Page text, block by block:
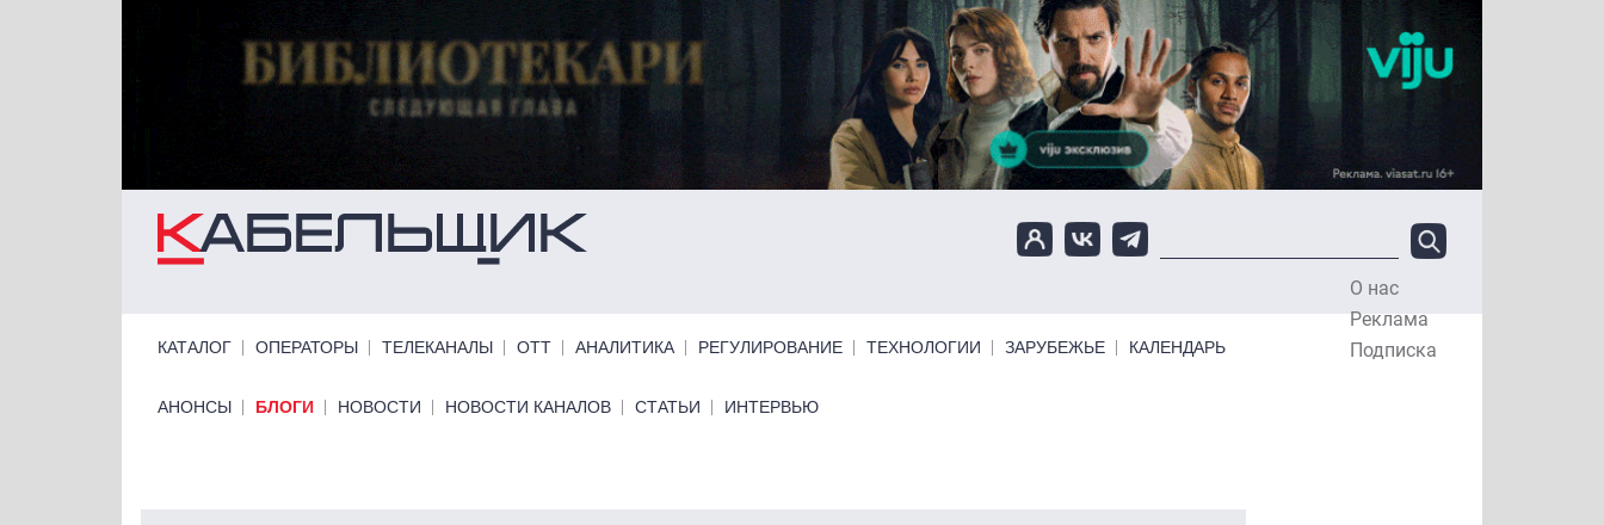
О нас
Реклама
Подписка
КАТАЛОГ ОПЕРАТОРЫ ТЕЛЕКАНАЛЫ ОТТ АНАЛИТИКА РЕГУЛИРОВАНИЕ ТЕХНОЛОГИИ ЗАРУБЕЖЬЕ КАЛЕНДАРЬ
Primary links bottom
АНОНСЫ БЛОГИ НОВОСТИ НОВОСТИ КАНАЛОВ СТАТЬИ ИНТЕРВЬЮ